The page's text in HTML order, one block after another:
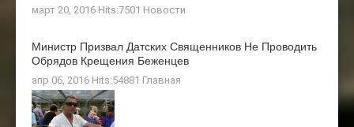
март 20, 2016 Hits:7501 Новости
Министр Призвал Датских Священников Не Проводить
Обрядов Крещения Беженцев
апр 06, 2016 Hits:54881 Главная